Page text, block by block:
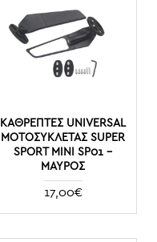
ΚΑΘΡΈΠΤΕΣ UNIVERSAL
ΜΟΤΟΣΥΚΛΈΤΑΣ SUPER
SPORT MINI SP01 –
ΜΑΎΡΟΣ
17,00€